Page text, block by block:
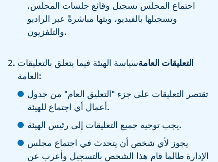
اجتماع المجلس تسجيل وقائع جلسات المجلس،
وتسجيلها بالفيديو، وبثها مباشرةً عبر الراديو
والتلفزيون.
التعليقات العامةسياسة الهيئة فيما يتعلق بالتعليقات
العامة:
تقتصر التعليقات على جزء "التعليق العام" من جدول
أعمال أي اجتماع للهيئة.
يجب توجيه جميع التعليقات إلى رئيس الهيئة.
يجوز لأي شخص أن يتحدث في اجتماع مجلس
الإدارة طالما قام هذا الشخص بالتسجيل وأعرب عن